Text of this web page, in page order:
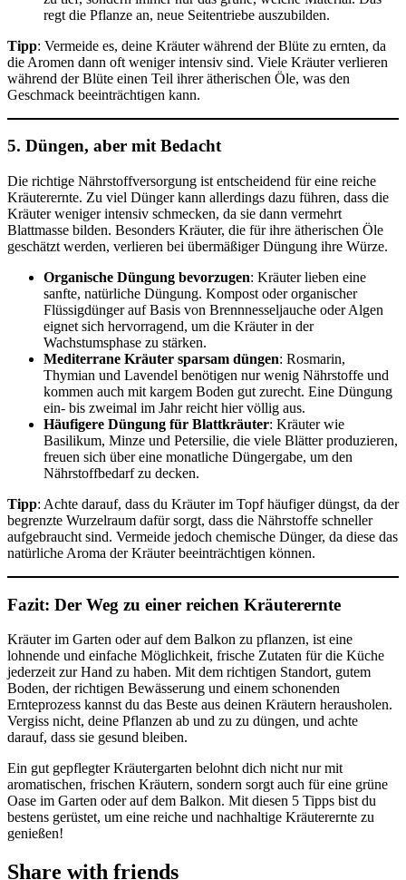
regt die Pflanze an, neue Seitentriebe auszubilden.
Tipp: Vermeide es, deine Kräuter während der Blüte zu ernten, da
die Aromen dann oft weniger intensiv sind. Viele Kräuter verlieren
während der Blüte einen Teil ihrer ätherischen Öle, was den
Geschmack beeinträchtigen kann.
5. Düngen, aber mit Bedacht
Die richtige Nährstoffversorgung ist entscheidend für eine reiche
Kräuterernte. Zu viel Dünger kann allerdings dazu führen, dass die
Kräuter weniger intensiv schmecken, da sie dann vermehrt
Blattmasse bilden. Besonders Kräuter, die für ihre ätherischen Öle
geschätzt werden, verlieren bei übermäßiger Düngung ihre Würze.
Organische Düngung bevorzugen: Kräuter lieben eine
sanfte, natürliche Düngung. Kompost oder organischer
Flüssigdünger auf Basis von Brennnesseljauche oder Algen
eignet sich hervorragend, um die Kräuter in der
Wachstumsphase zu stärken.
Mediterrane Kräuter sparsam düngen: Rosmarin,
Thymian und Lavendel benötigen nur wenig Nährstoffe und
kommen auch mit kargem Boden gut zurecht. Eine Düngung
ein- bis zweimal im Jahr reicht hier völlig aus.
Häufigere Düngung für Blattkräuter: Kräuter wie
Basilikum, Minze und Petersilie, die viele Blätter produzieren,
freuen sich über eine monatliche Düngergabe, um den
Nährstoffbedarf zu decken.
Tipp: Achte darauf, dass du Kräuter im Topf häufiger düngst, da der
begrenzte Wurzelraum dafür sorgt, dass die Nährstoffe schneller
aufgebraucht sind. Vermeide jedoch chemische Dünger, da diese das
natürliche Aroma der Kräuter beeinträchtigen können.
Fazit: Der Weg zu einer reichen Kräuterernte
Kräuter im Garten oder auf dem Balkon zu pflanzen, ist eine
lohnende und einfache Möglichkeit, frische Zutaten für die Küche
jederzeit zur Hand zu haben. Mit dem richtigen Standort, gutem
Boden, der richtigen Bewässerung und einem schonenden
Ernteprozess kannst du das Beste aus deinen Kräutern herausholen.
Vergiss nicht, deine Pflanzen ab und zu zu düngen, und achte
darauf, dass sie gesund bleiben.
Ein gut gepflegter Kräutergarten belohnt dich nicht nur mit
aromatischen, frischen Kräutern, sondern sorgt auch für eine grüne
Oase im Garten oder auf dem Balkon. Mit diesen 5 Tipps bist du
bestens gerüstet, um eine reiche und nachhaltige Kräuterernte zu
genießen!
Share with friends